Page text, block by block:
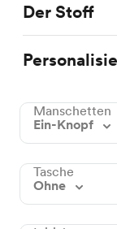
Der Stoff
Manschetten
Ein-Knopf
Tasche
Ohne